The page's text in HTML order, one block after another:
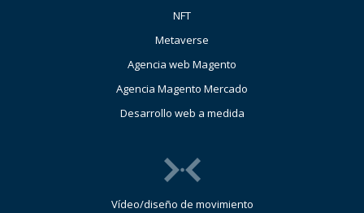
NFT
Metaverse
Agencia web Magento
Agencia Magento Mercado
Desarrollo web a medida
Vídeo/diseño de movimiento